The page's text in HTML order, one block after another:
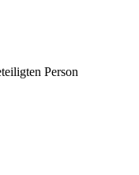
Person